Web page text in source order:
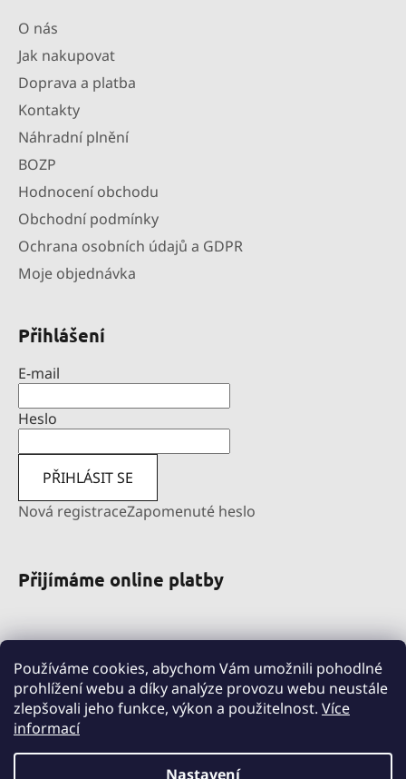
Používáme cookies, abychom Vám umožnili pohodlné
prohlížení webu a díky analýze provozu webu neustále
zlepšovali jeho funkce, výkon a použitelnost. Více
informací
Nastavení
O nás
Jak nakupovat
Doprava a platba
Kontakty
Náhradní plnění
BOZP
Hodnocení obchodu
Obchodní podmínky
Ochrana osobních údajů a GDPR
Moje objednávka
Přihlášení
E-mail
Heslo
PŘIHLÁSIT SE
Nová registraceZapomenuté heslo
Přijímáme online platby
nahradniplneni.duko.eu
detske-obleceni-duko.cz